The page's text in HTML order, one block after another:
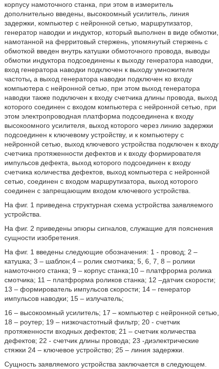
корпусу намоточного станка, при этом в измеритель
дополнительно введены, высокоомный усилитель, линия
задержки, компьютер с нейронной сетью, маршрутизатор,
генератор наводки и индуктор, который выполнен в виде обмотки,
намотанной на ферритовый стержень, упомянутый стержень с
обмоткой введен внутрь катушки обмоточного провода, выводы
обмотки индуктора подсоединены к выходу генератора наводки,
вход генератора наводки подключен к выходу умножителя
частоты, а выход генератора наводки подключен ко входу
компьютера с нейронной сетью, при этом выход генератора
наводки также подключен к входу счетчика длины провода, выход
которого соединен с входом компьютера с нейронной сетью, при
этом электропроводная платформа подсоединена к входу
высокоомного усилителя, выход которого через линию задержки
подсоединен к ключевому устройству, и к компьютеру с
нейронной сетью, выход ключевого устройства подключен к входу
счетчика протяженности дефектов и к входу формирователя
импульсов дефекта, выход которого подсоединен к входу
счетчика количества дефектов, выход компьютера с нейронной
сетью, соединен с входом маршрутизатора, выход которого
соединен с запрещающим входом ключевого устройства.
На фиг. 1 приведена структурная схема устройства заявляемого
устройства.
На фиг. 2 приведены эпюры сигналов, служащие для пояснения
сущности изобретения.
На фиг. 1 введены следующие обозначения: 1 - провод; 2 –
катушка; 3 – шаблон;4 – ролик смотчика; 5, 6, 7, 8 – ролики
намоточного станка; 9 – корпус станка;10 – платфрорма ролика
смотчика; 11 – платфрорма роликов станка; 12 –датчик скорости;
13 – формирователь импульсов скорости; 14 – генератор
импульсов наводки; 15 – излучатель;
16 – высокоомный усилитель; 17 – компьютер с нейронной сетью,
18 – роутер; 19 – низкочастотный фильтр; 20 - счетчик
протяженности входных дефектов; 21 – счетчик количества
дефектов; 22 - счетчик длины провода; 23 -диэлектрические
стяжки 24 – ключевое устройство; 25 – линия задержки.
Сущность заявляемого устройства заключается в следующем.